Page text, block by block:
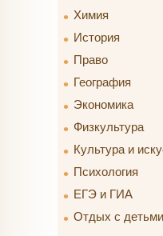
Химия
История
Право
География
Экономика
Физкультура
Культура и
Психология
ЕГЭ и ГИА
Отдых с